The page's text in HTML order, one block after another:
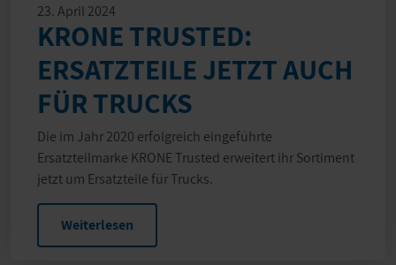
23. April 2024
KRONE TRUSTED:
ERSATZTEILE JETZT AUCH
FÜR TRUCKS
Die im Jahr 2020 erfolgreich eingeführte
Ersatzteilmarke KRONE Trusted erweitert ihr Sortiment
jetzt um Ersatzteile für Trucks.
Weiterlesen